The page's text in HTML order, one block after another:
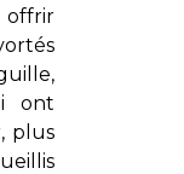
offrir
ont
plus